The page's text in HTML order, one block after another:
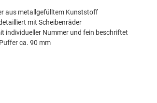
aus metallgefülltem Kunststoff
mit Scheibenräder
individueller Nummer und fein beschriftet
ca. 90 mm